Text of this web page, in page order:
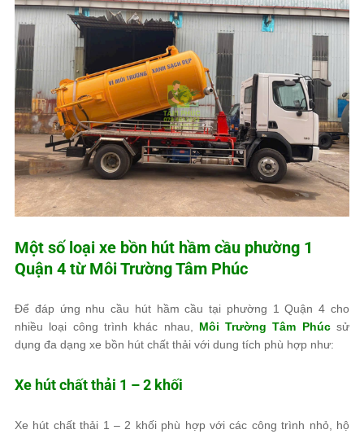
Một số loại xe bồn hút hầm cầu phường 1
Quận 4 từ Môi Trường Tâm Phúc
Để đáp ứng nhu cầu hút hầm cầu tại phường 1 Quận 4 cho
nhiều loại công trình khác nhau, Môi Trường Tâm Phúcsử
dụng đa dạng xe bồn hút chất thải với dung tích phù hợp như:
Xe hút chất thải 1 – 2 khối
Xe hút chất thải 1 – 2 khối phù hợp với các công trình nhỏ, hộ